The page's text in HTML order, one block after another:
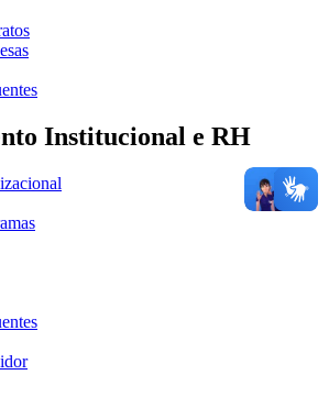
Institucional e RH